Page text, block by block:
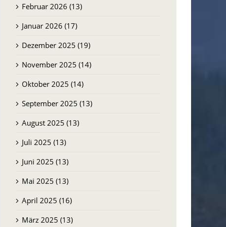
Februar 2026 (13)
Januar 2026 (17)
Dezember 2025 (19)
November 2025 (14)
Oktober 2025 (14)
September 2025 (13)
August 2025 (13)
Juli 2025 (13)
Juni 2025 (13)
Mai 2025 (13)
April 2025 (16)
März 2025 (13)